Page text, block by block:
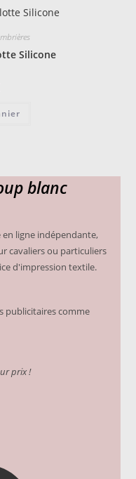
plusieurs
variations.
être
Silicone
blanc
en ligne indépendante,
cavaliers ou particuliers
d'impression textile.
publicitaires comme
prix !